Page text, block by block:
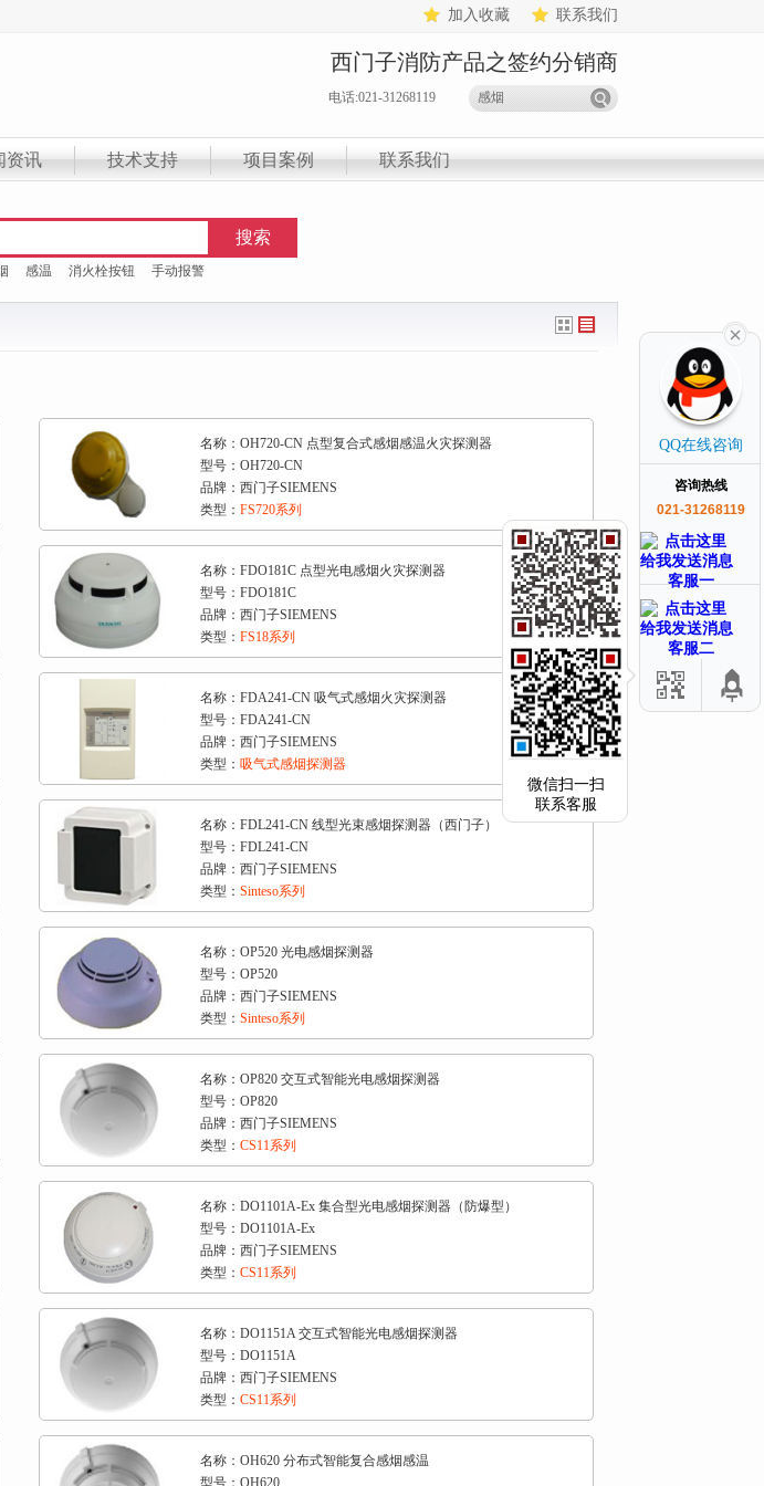
联系我们
加入收藏
西门子消防产品之签约分销商
电话:021-31268119
资讯 技术支持 项目案例 联系我们
感温 消火栓按钮
手动报警
名称：OH720-CN 点型复合式感烟感温火灾探测器
型号：OH720-CN
品牌：西门子SIEMENS
类型： FS720系列
名称：FDO181C 点型光电感烟火灾探测器
型号：FDO181C
品牌：西门子SIEMENS
类型： FS18系列
名称：FDA241-CN 吸气式感烟火灾探测器
型号：FDA241-CN
品牌：西门子SIEMENS
类型： 吸气式感烟探测器
名称：FDL241-CN 线型光束感烟探测器（西门子）
型号：FDL241-CN
品牌：西门子SIEMENS
类型： Sinteso系列
名称：OP520 光电感烟探测器
型号：OP520
品牌：西门子SIEMENS
类型： Sinteso系列
名称：OP820 交互式智能光电感烟探测器
型号：OP820
品牌：西门子SIEMENS
类型： CS11系列
名称：DO1101A-Ex 集合型光电感烟探测器（防爆型）
型号：DO1101A-Ex
品牌：西门子SIEMENS
类型： CS11系列
名称：DO1151A 交互式智能光电感烟探测器
型号：DO1151A
品牌：西门子SIEMENS
类型： CS11系列
名称：OH620 分布式智能复合感烟感温
型号：OH620
QQ在线咨询
咨询热线
021-31268119
客服一
客服二
微信扫一扫
联系客服